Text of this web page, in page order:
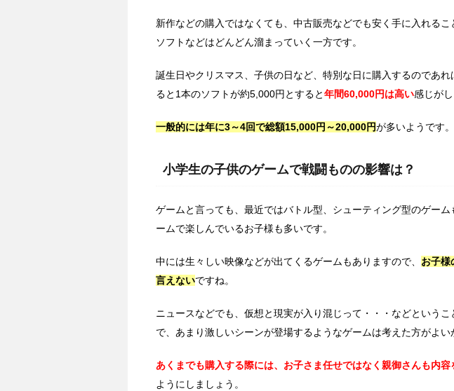
新作などの購入ではなくても、中古販売などでも安く手に入れる
ソフトなどはどんどん溜まっていく一方です。
誕生日やクリスマス、子供の日など、特別な日に購入するのであ
ると1本のソフトが約5,000円とすると年間60,000円は高い感じがし
一般的には年に3～4回で総額15,000円～20,000円が多いようです。
小学生の子供のゲームで戦闘ものの影響は？
ゲームと言っても、最近ではバトル型、シューティング型のゲー
ームで楽しんでいるお子様も多いです。
中には生々しい映像などが出てくるゲームもありますので、 お子様
言えないですね。
ニュースなどでも、仮想と現実が入り混じって・・・などという
で、あまり激しいシーンが登場するようなゲームは考えた方がよい
あくまでも購入する際には、お子さま任せではなく親御さんも内容
ようにしましょう。